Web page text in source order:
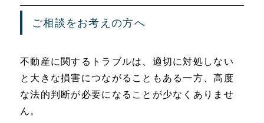
ご相談をお考えの方へ
不動産に関するトラブルは、適切に対処しない
と大きな損害につながることもある一方、高度
な法的判断が必要になることが少なくありませ
ん。